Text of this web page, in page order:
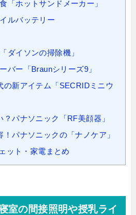
「ホットサンドメーカー」
ルバッテリー
ダイソンの掃除機」
バー「Braunシリーズ9」
の新アイテム「SECRIDミニウ
パナソニック「RF美顔器」
パナソニックの「ナノケア」
ット・家電まとめ
室の間接照明や授乳ライ